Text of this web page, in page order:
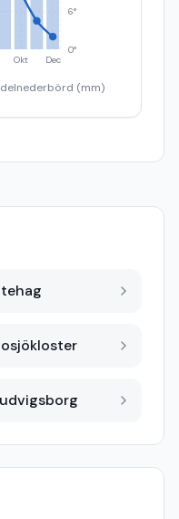
Okt Dec
0°
6°
(mm)